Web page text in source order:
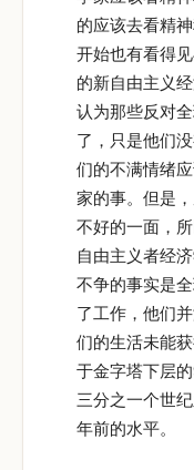
的应该去看精
开始也有看得
的新自由主义
认为那些反对
了，只是他们
们的不满情绪
家的事。但是
不好的一面，
自由主义者经
不争的事实是
了工作，他们
们的生活未能
于金字塔下层
三分之一个世
年前的水平。